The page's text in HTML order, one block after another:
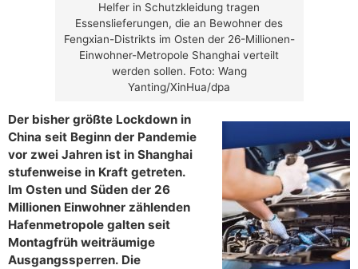
Helfer in Schutzkleidung tragen
Essenslieferungen, die an Bewohner des
Fengxian-Distrikts im Osten der 26-Millionen-
Einwohner-Metropole Shanghai verteilt
werden sollen. Foto: Wang
Yanting/XinHua/dpa
Der bisher größte Lockdown in
China seit Beginn der Pandemie
vor zwei Jahren ist in Shanghai
stufenweise in Kraft getreten.
Im Osten und Süden der 26
Millionen Einwohner zählenden
Hafenmetropole galten seit
Montagfrüh weiträumige
Ausgangssperren. Die